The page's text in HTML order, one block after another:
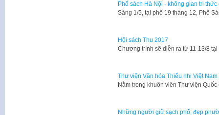
Phố sách Hà Nội - không gian tri thức
Sáng 1/5, tại phố 19 tháng 12, Phố
Hội sách Thu 2017
Chương trình sẽ diễn ra từ 11-13/8
Thư viện Văn hóa Thiếu nhi Việt
Nằm trong khuôn viên Thư viện
Những người giữ sạch phố, đẹp